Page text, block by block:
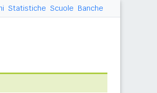
Statistiche Scuole Banche